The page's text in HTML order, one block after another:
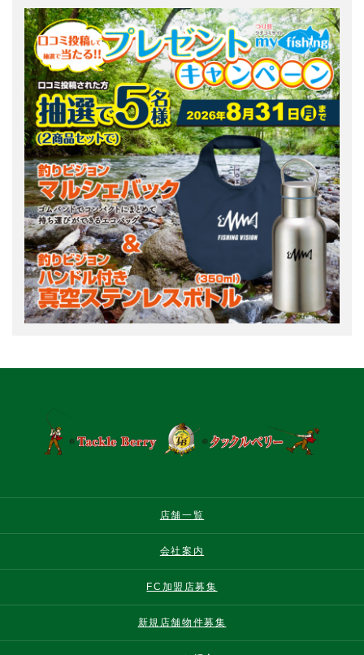
店舗一覧
会社案内
FC加盟店募集
新規店舗物件募集